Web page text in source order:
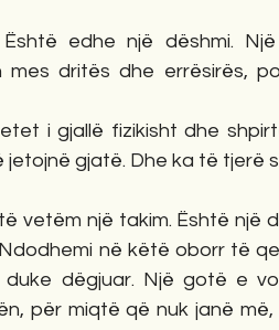
edhe një dëshmi.
dritës dhe errësirës,
i gjallë fizikisht dhe
gjatë. Dhe ka të tjerë
vetëm një takim. Është një
në këtë oborr të
dëgjuar. Një gotë e
për miqtë që nuk janë